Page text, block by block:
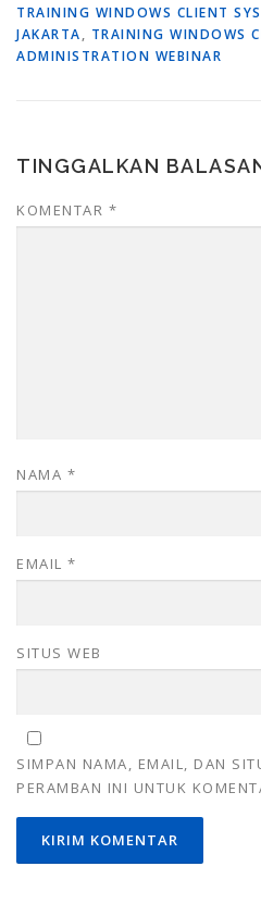
TRAINING WINDOWS CLIENT
JAKARTA, TRAINING WINDOWS
ADMINISTRATION WEBINAR
TINGGALKAN
KOMENTAR *
NAMA *
EMAIL *
SITUS WEB
SIMPAN NAMA, EMAIL, DAN
PERAMBAN INI UNTUK